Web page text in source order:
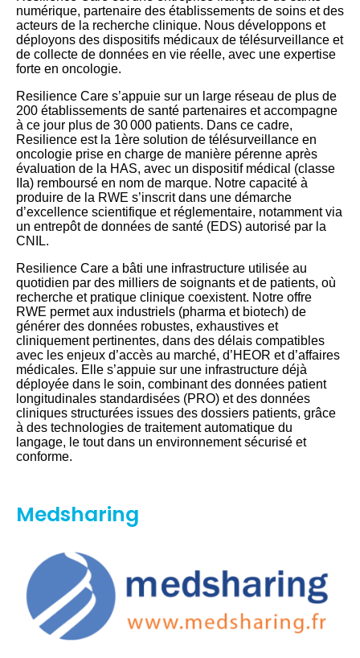
numérique, partenaire des établissements de soins et des
acteurs de la recherche clinique. Nous développons et
déployons des dispositifs médicaux de télésurveillance et
de collecte de données en vie réelle, avec une expertise
forte en oncologie.
Resilience Care s’appuie sur un large réseau de plus de
200 établissements de santé partenaires et accompagne
à ce jour plus de 30 000 patients. Dans ce cadre,
Resilience est la 1ère solution de télésurveillance en
oncologie prise en charge de manière pérenne après
évaluation de la HAS, avec un dispositif médical (classe
IIa) remboursé en nom de marque. Notre capacité à
produire de la RWE s’inscrit dans une démarche
d’excellence scientifique et réglementaire, notamment via
un entrepôt de données de santé (EDS) autorisé par la
CNIL.
Resilience Care a bâti une infrastructure utilisée au
quotidien par des milliers de soignants et de patients, où
recherche et pratique clinique coexistent. Notre offre
RWE permet aux industriels (pharma et biotech) de
générer des données robustes, exhaustives et
cliniquement pertinentes, dans des délais compatibles
avec les enjeux d’accès au marché, d’HEOR et d’affaires
médicales. Elle s’appuie sur une infrastructure déjà
déployée dans le soin, combinant des données patient
longitudinales standardisées (PRO) et des données
cliniques structurées issues des dossiers patients, grâce
à des technologies de traitement automatique du
langage, le tout dans un environnement sécurisé et
conforme.
Medsharing